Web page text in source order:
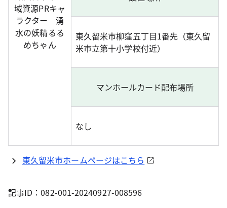
域資源PRキャ
ラクター 湧
水の妖精るる
めちゃん
東久留米市柳窪五丁目1番先（東久留
米市立第十小学校付近）
マンホールカード配布場所
なし
東久留米市ホームページはこちら
記事ID：082-001-20240927-008596